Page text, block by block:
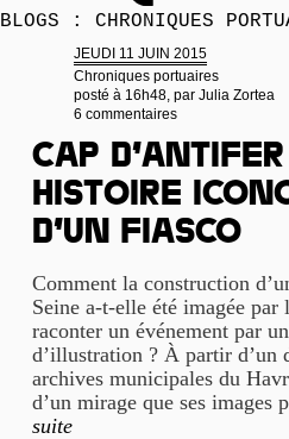
BLOGS : CHRONIQUES
JEUDI 11 JUIN 2015
Chroniques portuaires
posté à 16h48, par Julia Zortea
6 commentaires
Cap
histoire
d’un fiasco
Comment la construction
Seine a-t-elle été imagée par
raconter un événement par
d’illustration ? À partir d’un
archives municipales du
d’un mirage que ses images
suite